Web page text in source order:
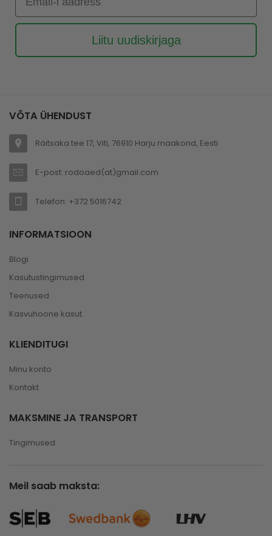
Liitu uudiskirjaga
VÕTA ÜHENDUST
Räitsaka tee 17, Viti, 76910 Harju maakond, Eesti
E-post: rodoaed(at)gmail.com
Telefon: +372 5016742
INFORMATSIOON
Blogi
Kasutustingimused
Teenused
Kasvuhoone kasut.
KLIENDITUGI
Minu konto
Kontakt
MAKSMINE JA TRANSPORT
Tingimused
Meil saab maksta: